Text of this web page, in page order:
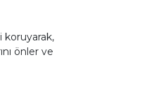
koruyarak,
önler ve